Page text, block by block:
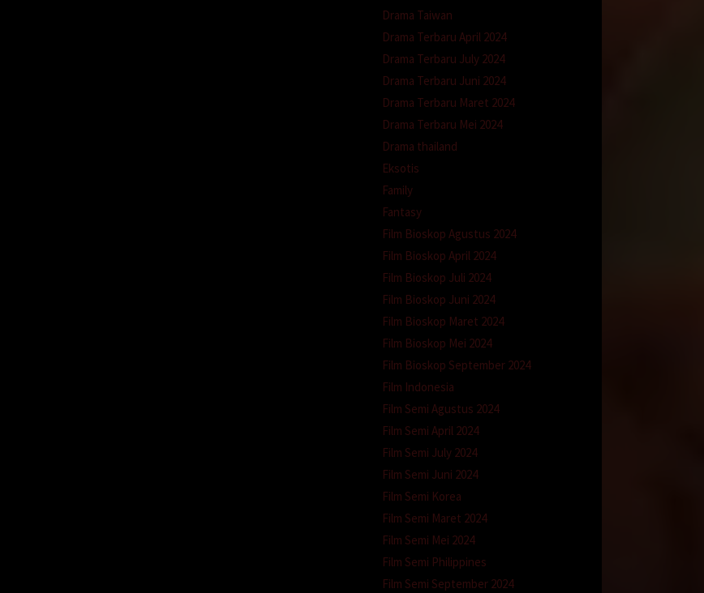
Drama Taiwan
Drama Terbaru April 2024
Drama Terbaru July 2024
Drama Terbaru Juni 2024
Drama Terbaru Maret 2024
Drama Terbaru Mei 2024
Drama thailand
Eksotis
Family
Fantasy
Film Bioskop Agustus 2024
Film Bioskop April 2024
Film Bioskop Juli 2024
Film Bioskop Juni 2024
Film Bioskop Maret 2024
Film Bioskop Mei 2024
Film Bioskop September 2024
Film Indonesia
Film Semi Agustus 2024
Film Semi April 2024
Film Semi July 2024
Film Semi Juni 2024
Film Semi Korea
Film Semi Maret 2024
Film Semi Mei 2024
Film Semi Philippines
Film Semi September 2024